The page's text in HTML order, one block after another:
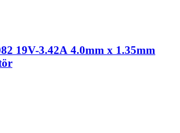
19V-3.42A 4.0mm x 1.35mm